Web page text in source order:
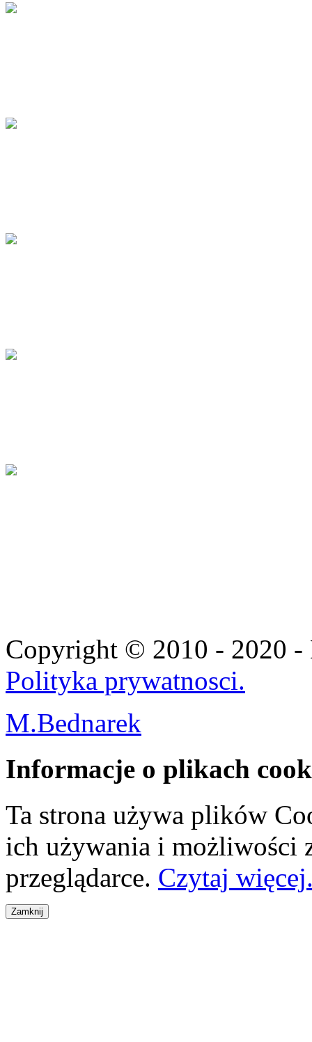
Copyright © 2010 - 2020 -
Polityka prywatnosci.
M.Bednarek
Informacje o plikach
Ta strona używa plików
ich używania i możliwości
przeglądarce. Czytaj